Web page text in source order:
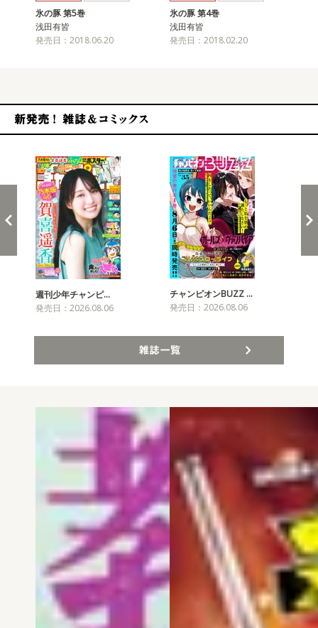
氷の豚 第5巻
浅田有皆
発売日：2018.06.20
氷の豚 第4巻
浅田有皆
発売日：2018.02.20
週刊少年チャンピ…
発売日：2026.08.06
チャンピオンBUZZ …
発売日：2026.08.06